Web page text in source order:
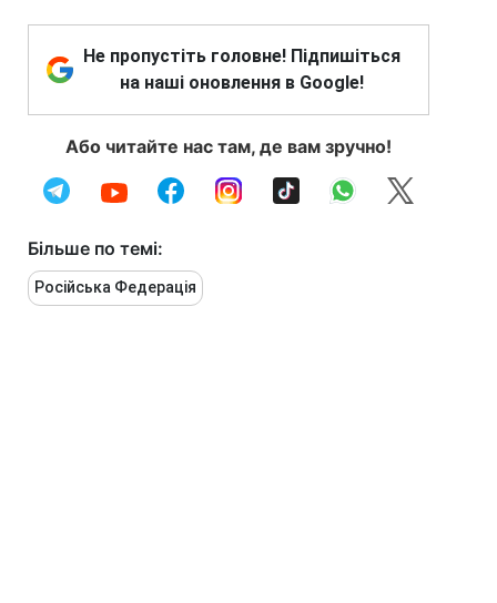
Не пропустіть головне! Підпишіться
на наші оновлення в Google!
Або читайте нас там, де вам зручно!
Більше по темі:
Російська Федерація